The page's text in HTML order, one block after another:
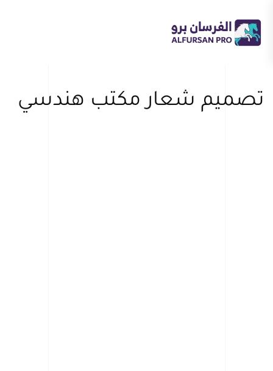
Skip
to
تصميم شعار مكتب هندسي